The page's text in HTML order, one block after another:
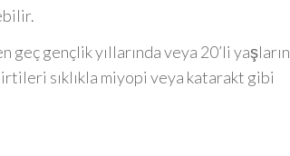
gençlik yıllarında veya 20’li yaşların
sıklıkla miyopi veya katarakt gibi